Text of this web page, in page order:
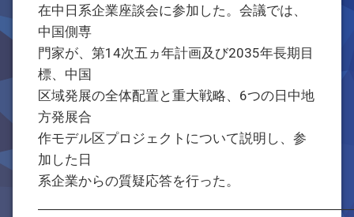
在中日系企業座談会に参加した。会議では、
中国側専
門家が、第14次五ヵ年計画及び2035年長期目
標、中国
区域発展の全体配置と重大戦略、6つの日中地
方発展合
作モデル区プロジェクトについて説明し、参
加した日
系企業からの質疑応答を行った。